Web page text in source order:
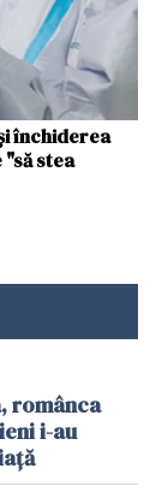
închiderea
stea
românca
i-au